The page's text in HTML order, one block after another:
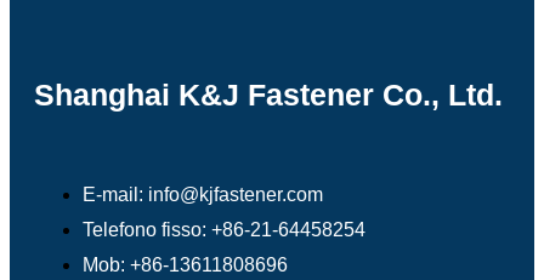
Shanghai K&J Fastener Co., Ltd.
E-mail: info@kjfastener.com
Telefono fisso: +86-21-64458254
Mob: +86-13611808696